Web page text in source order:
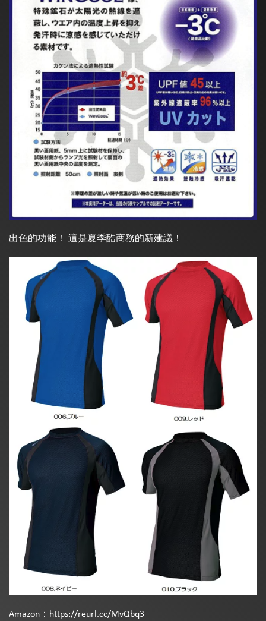
出色的功能！ 這是夏季酷商務的新建議！
Amazon：https://reurl.cc/MvQbq3